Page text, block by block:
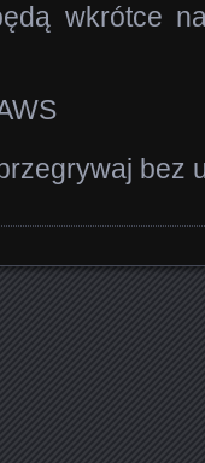
wkrótce
bez